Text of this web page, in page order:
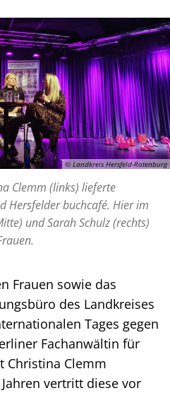
© Landkreis Hersfeld-Rotenburg
Clemm (links) lieferte
Hersfelder buchcafé. Hier im
und Sarah Schulz (rechts)
Frauen sowie das
des Landkreises
Tages gegen
Fachanwältin für
Christina Clemm
vertritt diese vor